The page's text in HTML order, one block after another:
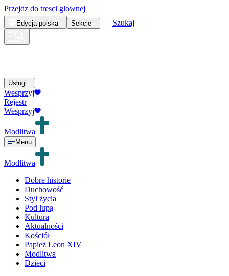
Przejdz do tresci glownej
Edycja polska Sekcje Szukaj
Usługi
Wesprzyj
Rejestr
Wesprzyj
Modlitwa
Menu
Modlitwa
Dobre historie
Duchowość
Styl życia
Pod lupą
Kultura
Aktualności
Kościół
Papież Leon XIV
Modlitwa
Dzieci